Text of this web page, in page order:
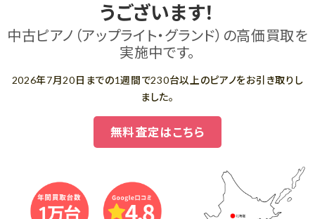
うございます！
中古ピアノ（アップライト・グランド）の高価買取を
実施中です。
2026年7月20日までの1週間で230台以上のピアノをお引き取りし
ました。
無料査定はこちら